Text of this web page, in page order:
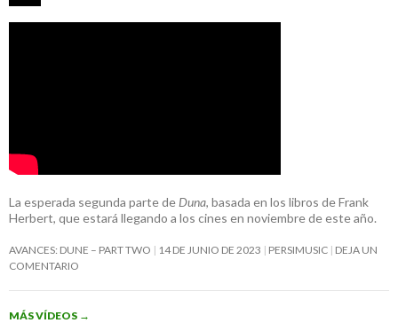
La esperada segunda parte de Duna, basada en los libros de Frank
Herbert, que estará llegando a los cines en noviembre de este año.
AVANCES: DUNE – PART TWO 14 DE JUNIO DE 2023 PERSIMUSIC DEJA UN
COMENTARIO
MÁS VÍDEOS →